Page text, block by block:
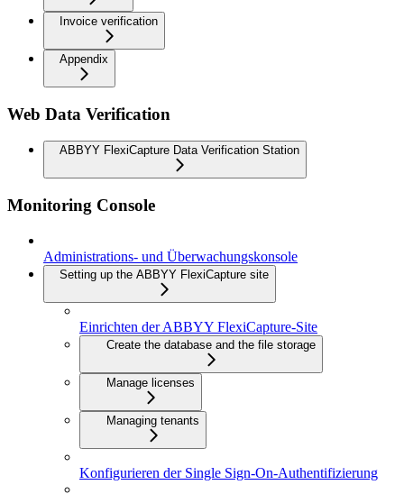
Invoice verification
Appendix
Web Data Verification
ABBYY FlexiCapture Data Verification Station
Monitoring Console
Administrations- und Überwachungskonsole
Setting up the ABBYY FlexiCapture site
Einrichten der ABBYY FlexiCapture-Site
Create the database and the file storage
Manage licenses
Managing tenants
Konfigurieren der Single Sign-On-Authentifizierung